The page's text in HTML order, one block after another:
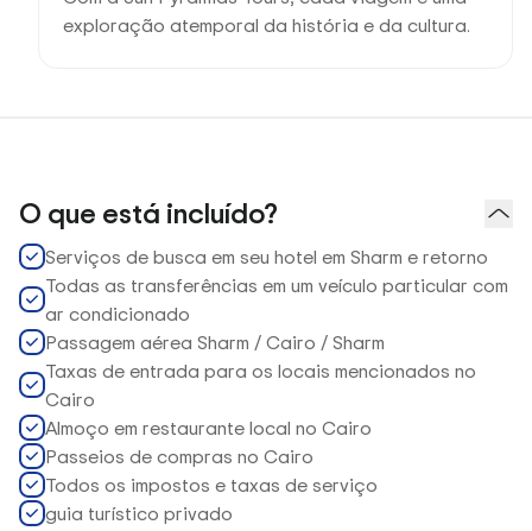
exploração atemporal da história e da cultura.
O que está incluído?
Serviços de busca em seu hotel em Sharm e retorno
Todas as transferências em um veículo particular com
ar condicionado
Passagem aérea Sharm / Cairo / Sharm
Taxas de entrada para os locais mencionados no
Cairo
Almoço em restaurante local no Cairo
Passeios de compras no Cairo
Todos os impostos e taxas de serviço
guia turístico privado